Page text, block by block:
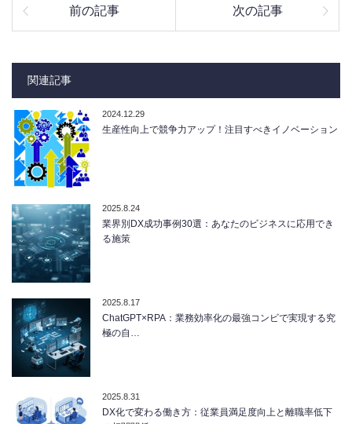
前の記事 次の記事
関連記事
2024.12.29
生産性向上で競争力アップ！注目すべきイノベーション
2025.8.24
業界別DX成功事例30選：あなたのビジネスに応用でき
る施策
2025.8.17
ChatGPT×RPA：業務効率化の最強コンビで実現する究
極の自…
2025.8.31
DX化で変わる働き方：従業員満足度向上と離職率低下